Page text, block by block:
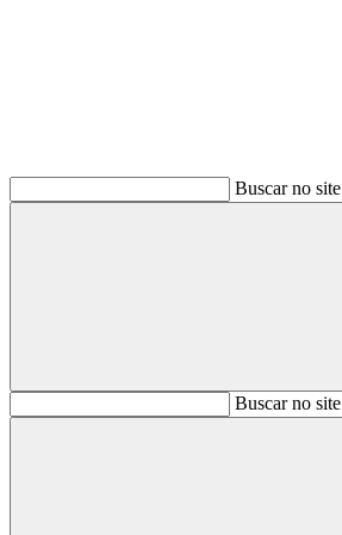
Buscar no site
BuscarBuscar no site